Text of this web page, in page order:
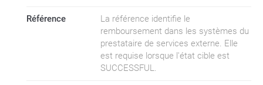
Référence
La référence identifie le
remboursement dans les systèmes du
prestataire de services externe. Elle
est requise lorsque l'état cible est
SUCCESSFUL.